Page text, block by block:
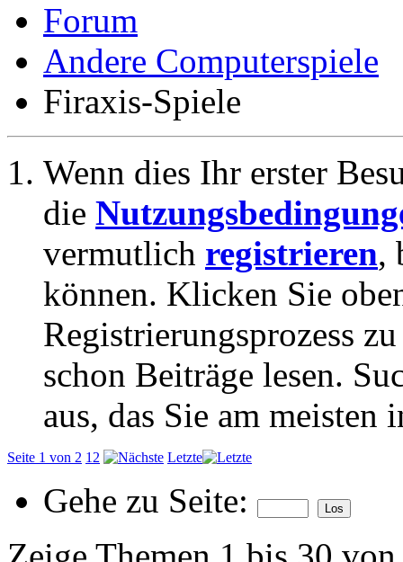
Forum
Andere Computerspiele
Firaxis-Spiele
Wenn dies Ihr erster
die
vermutlich registrieren,
können. Klicken Sie
Registrierungsprozess
schon Beiträge lesen.
aus, das Sie am meisten
Seite 1 von 2 1 2 Letzte
Gehe zu Seite: